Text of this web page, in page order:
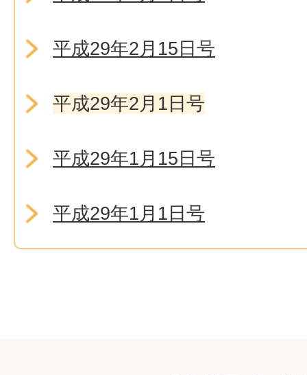
平成29年2月15日号
平成29年2月1日号
平成29年1月15日号
平成29年1月1日号